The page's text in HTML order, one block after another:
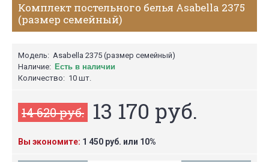
Комплект постельного белья Asabella 2375
(размер семейный)
Модель: Asabella 2375 (размер семейный)
Наличие: Есть в наличии
Количество: 10 шт.
14 620 руб. 13 170 руб.
Вы экономите: 1 450 руб. или 10%